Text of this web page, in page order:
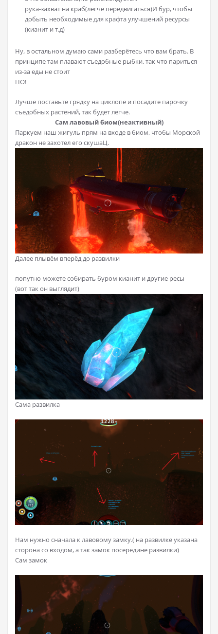
рука-захват на краб(легче передвигаться)И бур, чтобы
добыть необходимые для крафта улучшений ресурсы
(кианит и т.д)
Ну, в остальном думаю сами разберётесь что вам брать. В
принципе там плавают съедобные рыбки, так что париться
из-за еды не стоит
НО!
Лучше поставьте грядку на циклопе и посадите парочку
съедобных растений, так будет легче.
Сам лавовый биом(неактивный)
Паркуем наш жигуль прям на входе в биом, чтобы Морской
дракон не захотел его скушаЦ.
Далее плывём вперёд до развилки
попутно можете собирать буром кианит и другие ресы
(вот так он выглядит)
Сама развилка
Нам нужно сначала к лавовому замку.( на развилке указана
сторона со входом, а так замок посередине развилки)
Сам замок